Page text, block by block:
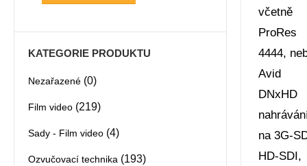
včetně
ProRes
4444,
Avid
DNxHD
na 3G-
HD-SDI,
KATEGORIE PRODUKTU
Nezařazené (0)
Film video (219)
Sady - Film video (4)
Ozvučovací technika (193)